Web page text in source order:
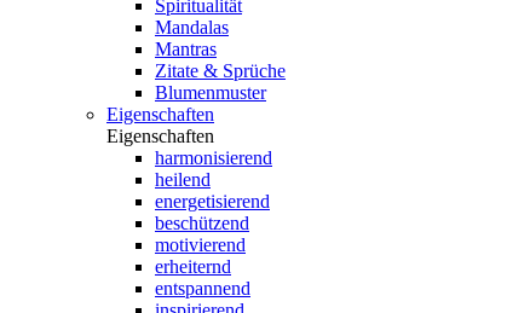
Spiritualität
Mandalas
Mantras
Zitate & Sprüche
Blumenmuster
Eigenschaften
Eigenschaften
harmonisierend
heilend
energetisierend
beschützend
motivierend
erheiternd
entspannend